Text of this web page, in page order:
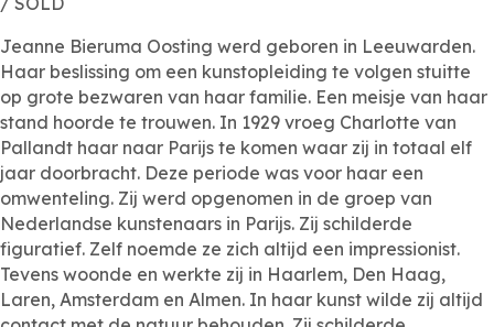
Jeanne Bieruma Oosting werd geboren in Leeuwarden.
Haar beslissing om een kunstopleiding te volgen stuitte
op grote bezwaren van haar familie. Een meisje van haar
stand hoorde te trouwen. In 1929 vroeg Charlotte van
Pallandt haar naar Parijs te komen waar zij in totaal elf
jaar doorbracht. Deze periode was voor haar een
omwenteling. Zij werd opgenomen in de groep van
Nederlandse kunstenaars in Parijs. Zij schilderde
figuratief. Zelf noemde ze zich altijd een impressionist.
Tevens woonde en werkte zij in Haarlem, Den Haag,
Laren, Amsterdam en Almen. In haar kunst wilde zij altijd